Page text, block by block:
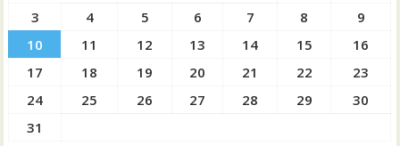
3
4 5 6 7 8
9
10
11 12 13 14 15
16
17
18 19 20 21 22
23
24
25 26 27 28 29
30
31